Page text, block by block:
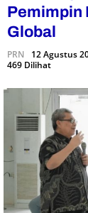
Pemimpin
Global
PRN
12 Agustus
469 Dilihat